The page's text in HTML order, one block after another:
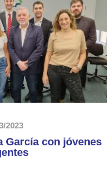
2023
García con jóvenes